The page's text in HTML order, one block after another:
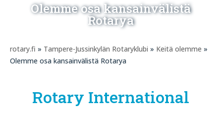
Olemme osa kansainvälistä
Rotarya
rotary.fi » Tampere-Jussinkylän Rotaryklubi » Keitä olemme »
Olemme osa kansainvälistä Rotarya
Rotary International